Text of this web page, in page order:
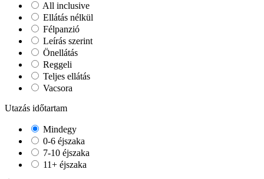
All inclusive
Ellátás nélkül
Félpanzió
Leírás szerint
Önellátás
Reggeli
Teljes ellátás
Vacsora
Utazás időtartam
Mindegy
0-6 éjszaka
7-10 éjszaka
11+ éjszaka